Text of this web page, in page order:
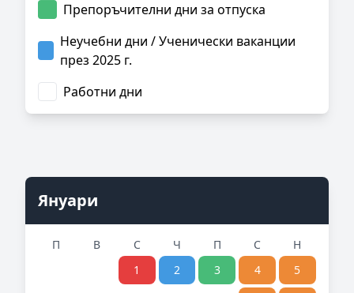
Препоръчителни дни за отпуска
Неучебни дни / Ученически ваканции
през 2025 г.
Работни дни
Януари
П В С Ч П С
Н
1
2 3 4 5